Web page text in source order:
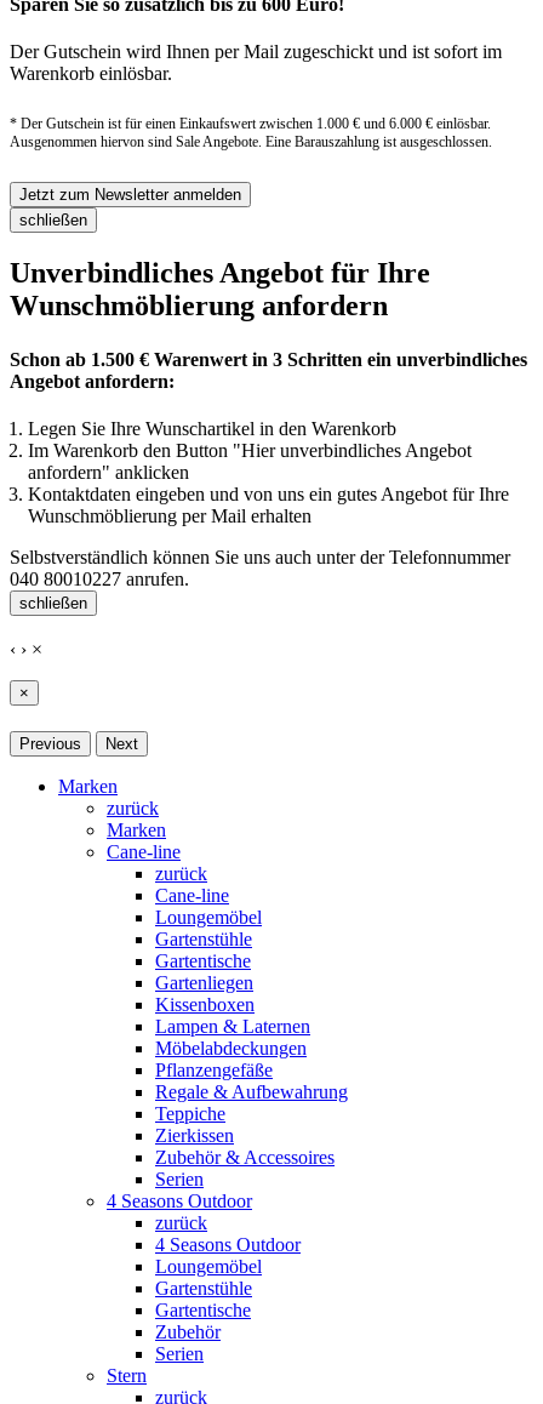
Sparen Sie so zusätzlich bis zu 600 Euro!
Der Gutschein wird Ihnen per Mail zugeschickt und ist sofort im
Warenkorb einlösbar.
* Der Gutschein ist für einen Einkaufswert zwischen 1.000 € und 6.000 € einlösbar.
Ausgenommen hiervon sind Sale Angebote. Eine Barauszahlung ist ausgeschlossen.
Jetzt zum Newsletter anmelden
schließen
Unverbindliches Angebot für Ihre
Wunschmöblierung anfordern
Schon ab 1.500 € Warenwert in 3 Schritten ein unverbindliches
Angebot anfordern:
Legen Sie Ihre Wunschartikel in den Warenkorb
Im Warenkorb den Button "Hier unverbindliches Angebot
anfordern" anklicken
Kontaktdaten eingeben und von uns ein gutes Angebot für Ihre
Wunschmöblierung per Mail erhalten
Selbstverständlich können Sie uns auch unter der Telefonnummer
040 80010227 anrufen.
schließen
‹ › ×
×
Previous Next
Marken
zurück
Marken
Cane-line
zurück
Cane-line
Loungemöbel
Gartenstühle
Gartentische
Gartenliegen
Kissenboxen
Lampen & Laternen
Möbelabdeckungen
Pflanzengefäße
Regale & Aufbewahrung
Teppiche
Zierkissen
Zubehör & Accessoires
Serien
4 Seasons Outdoor
zurück
4 Seasons Outdoor
Loungemöbel
Gartenstühle
Gartentische
Zubehör
Serien
Stern
zurück